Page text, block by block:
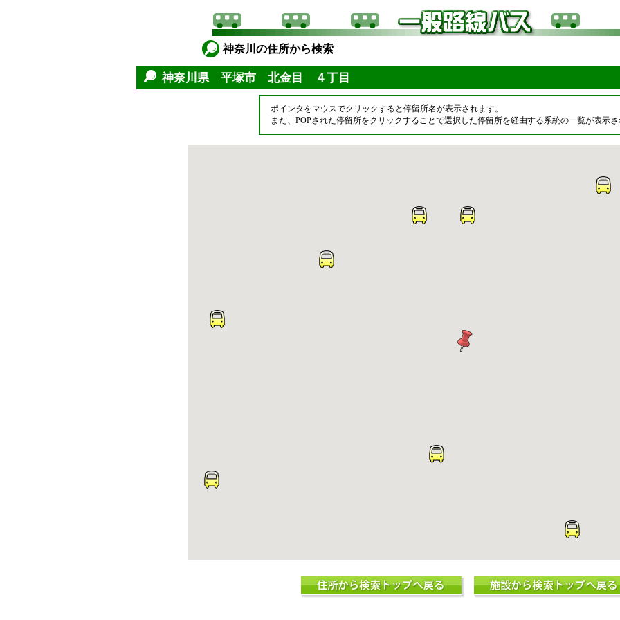
神奈川の住所から検索
神奈川県 平塚市 北金目 ４丁目
ポインタをマウスでクリックすると停留所名が表示されます。
また、POPされた停留所をクリックすることで選択した停留所を経由する系統の一覧が表示